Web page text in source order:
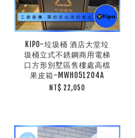
KIPO-垃圾桶 酒店大堂垃
圾桶立式不銹鋼商用電梯
口方形別墅區售樓處高檔
果皮箱-MWH051204A
NT$ 22,050